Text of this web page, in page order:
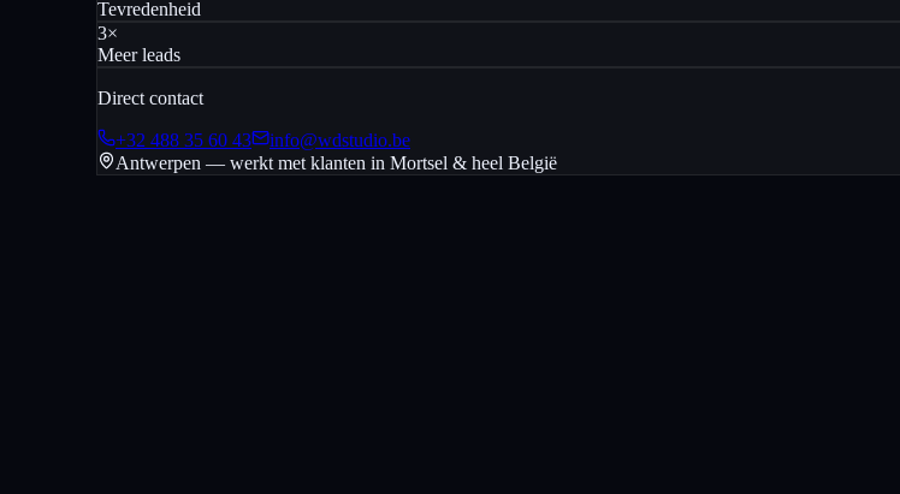
Tevredenheid
3×
Meer leads
Direct contact
+32 488 35 60 43
info@wdstudio.be
Antwerpen — werkt met klanten in Mortsel & heel België